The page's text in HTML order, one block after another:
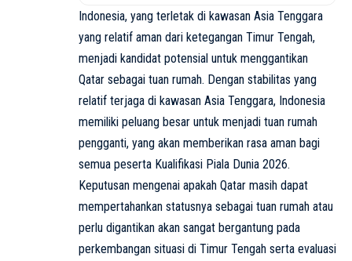
Indonesia, yang terletak di kawasan Asia Tenggara
yang relatif aman dari ketegangan Timur Tengah,
menjadi kandidat potensial untuk menggantikan
Qatar sebagai tuan rumah. Dengan stabilitas yang
relatif terjaga di kawasan Asia Tenggara, Indonesia
memiliki peluang besar untuk menjadi tuan rumah
pengganti, yang akan memberikan rasa aman bagi
semua peserta Kualifikasi Piala Dunia 2026.
Keputusan mengenai apakah Qatar masih dapat
mempertahankan statusnya sebagai tuan rumah atau
perlu digantikan akan sangat bergantung pada
perkembangan situasi di Timur Tengah serta evaluasi